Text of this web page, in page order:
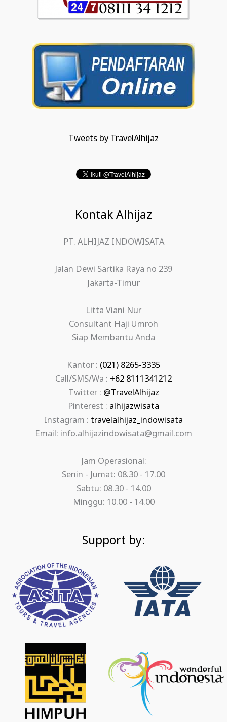
Tweets by TravelAlhijaz
Kontak Alhijaz
PT. ALHIJAZ INDOWISATA
Jalan Dewi Sartika Raya no 239
Jakarta-Timur
Litta Viani Nur
Consultant Haji Umroh
Siap Membantu Anda
Kantor : (021) 8265-3335
Call/SMS/Wa : +62 8111341212
Twitter : @TravelAlhijaz
Pinterest : alhijazwisata
Instagram : travelalhijaz_indowisata
Email: info.alhijazindowisata@gmail.com
Jam Operasional:
Senin - Jumat: 08.30 - 17.00
Sabtu: 08.30 - 14.00
Minggu: 10.00 - 14.00
Support by: